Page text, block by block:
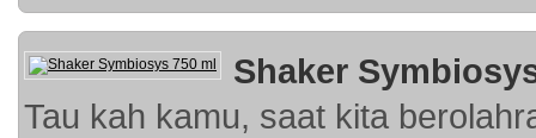
Shaker
Tau kah kamu, saat kita